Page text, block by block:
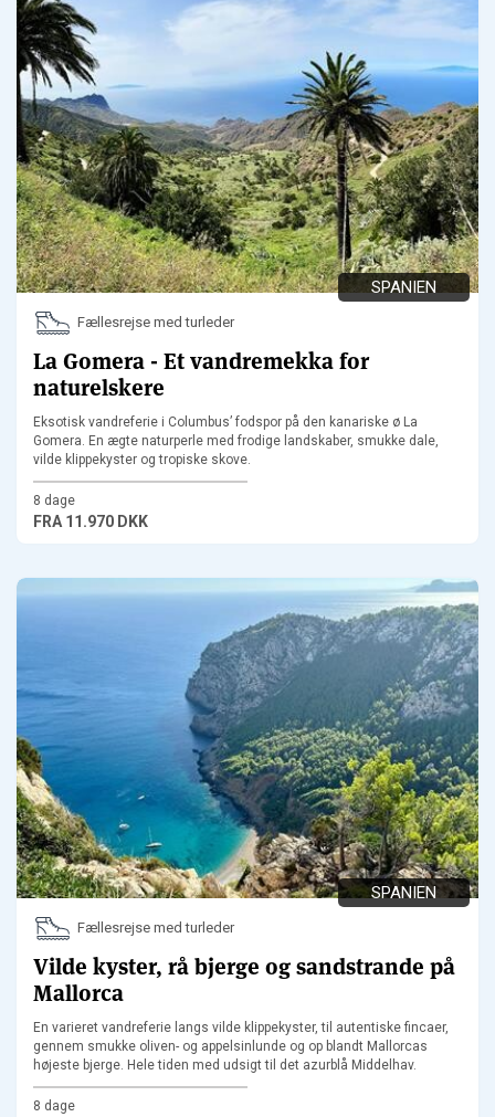
SPANIEN
Fællesrejse med turleder
La Gomera - Et vandremekka for
naturelskere
Eksotisk vandreferie i Columbus’ fodspor på den kanariske ø La
Gomera. En ægte naturperle med frodige landskaber, smukke dale,
vilde klippekyster og tropiske skove.
8 dage
FRA11.970 DKK
SPANIEN
Fællesrejse med turleder
Vilde kyster, rå bjerge og sandstrande på
Mallorca
En varieret vandreferie langs vilde klippekyster, til autentiske fincaer,
gennem smukke oliven- og appelsinlunde og op blandt Mallorcas
højeste bjerge. Hele tiden med udsigt til det azurblå Middelhav.
8 dage